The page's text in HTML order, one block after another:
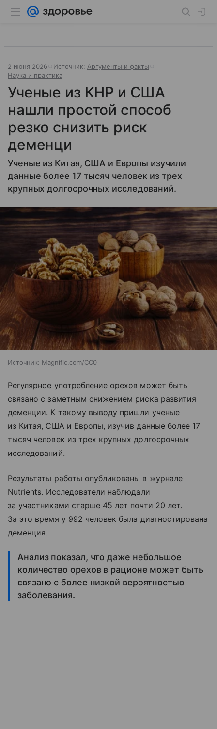
2 июня 2026 Источник: Аргументы и факты
Наука и практика
Ученые из КНР и США
нашли простой способ
резко снизить риск
деменци
Ученые из Китая, США и Европы изучили
данные более 17 тысяч человек из трех
крупных долгосрочных исследований.
Источник: Magnific.com/CC0
Регулярное употребление орехов может быть
связано с заметным снижением риска развития
деменции. К такому выводу пришли ученые
из Китая, США и Европы, изучив данные более 17
тысяч человек из трех крупных долгосрочных
исследований.
Результаты работы опубликованы в журнале
Nutrients. Исследователи наблюдали
за участниками старше 45 лет почти 20 лет.
За это время у 992 человек была диагностирована
деменция.
Анализ показал, что даже небольшое
количество орехов в рационе может быть
связано с более низкой вероятностью
заболевания.